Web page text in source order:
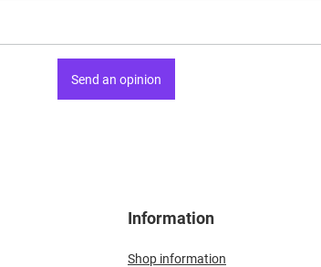
Send an opinion
Information
Shop information